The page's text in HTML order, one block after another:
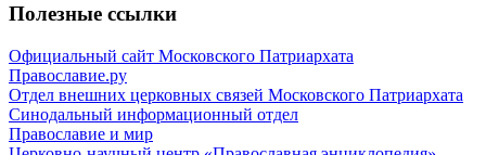
Полезные ссылки
Официальный сайт Московского Патриархата
Православие.ру
Отдел внешних церковных связей Московского Патриархата
Синодальный информационный отдел
Православие и мир